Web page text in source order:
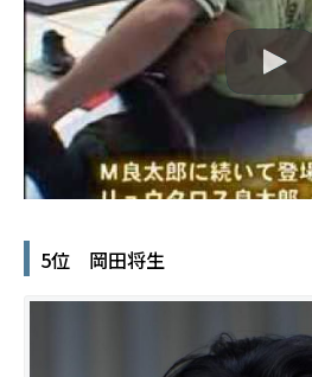
5位 岡田将生